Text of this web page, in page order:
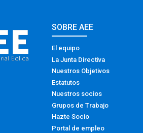
SOBRE AEE
El equipo
La Junta Directiva
Nuestros Objetivos
Estatutos
Nuestros socios
Grupos de Trabajo
Hazte Socio
Portal de empleo